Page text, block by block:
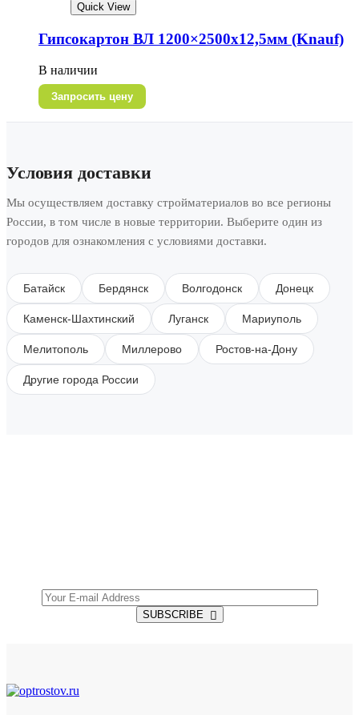
Quick View
Гипсокартон ВЛ 1200×2500х12,5мм (Knauf)
В наличии
Запросить цену
Условия доставки
Мы осуществляем доставку стройматериалов во все регионы
России, в том числе в новые территории. Выберите один из
городов для ознакомления с условиями доставки.
Батайск Бердянск Волгодонск Донецк
Каменск-Шахтинский Луганск Мариуполь
Мелитополь Миллерово Ростов-на-Дону
Другие города России
SUBSCRIBE